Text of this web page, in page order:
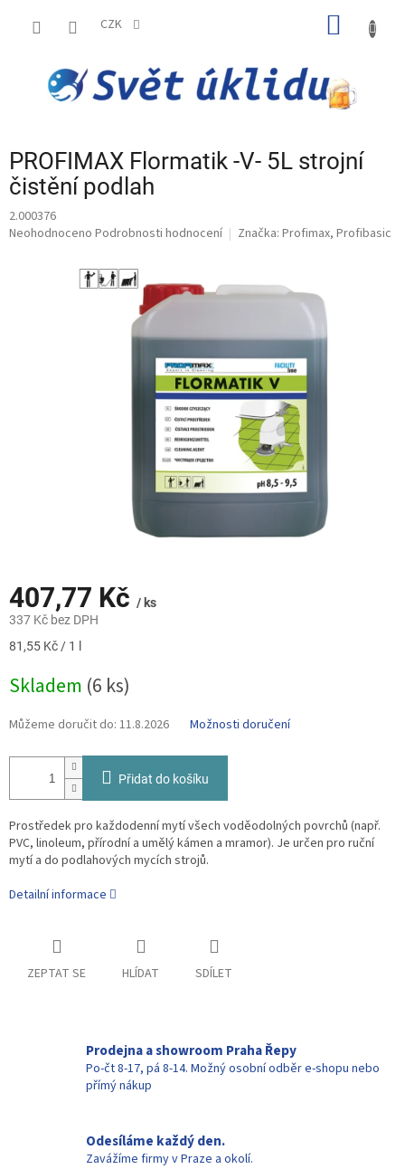
CZK
PROFIMAX Flormatik -V- 5L strojní
čistění podlah
2.000376
Průměrné
Neohodnoceno Podrobnosti hodnocení Značka: Profimax, Profibasic
407,77 Kč / ks
337 Kč bez DPH
Měrná
81,55 Kč / 1 l
Skladem (6 ks)
Můžeme doručit do: 11.8.2026 Možnosti doručení
Přidat do košíku
Prostředek pro každodenní mytí všech voděodolných povrchů (např.
PVC, linoleum, přírodní a umělý kámen a mramor). Je určen pro ruční
mytí a do podlahových mycích strojů.
Detailní informace
ZEPTAT SE HLÍDAT SDÍLET
Prodejna a showroom Praha Řepy
Po-čt 8-17, pá 8-14. Možný osobní odběr e-shopu nebo
přímý nákup
Odesíláme každý den.
Zavážíme firmy v Praze a okolí.